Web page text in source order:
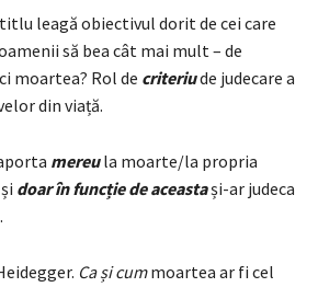
leagă obiectivul dorit de cei care
să bea cât mai mult – de
moartea? Rol de criteriude judecare a
din viață.
mereula moarte/la propria
doar în funcție de aceastași-ar judeca
Ca și cummoartea ar fi cel